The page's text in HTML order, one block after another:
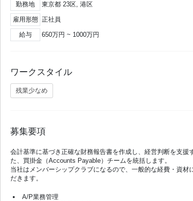
勤務地 東京都 23区, 港区
雇用形態 正社員
給与 650万円 ~ 1000万円
ワークスタイル
残業少なめ
募集要項
会計基準に基づき正確な財務報告書を作成し、経営判断を支援
た、買掛金（Accounts Payable）チームを統括します。
当社はメンバーシップクラブになるので、一般的な経費・資
だきます。
A/P業務管理